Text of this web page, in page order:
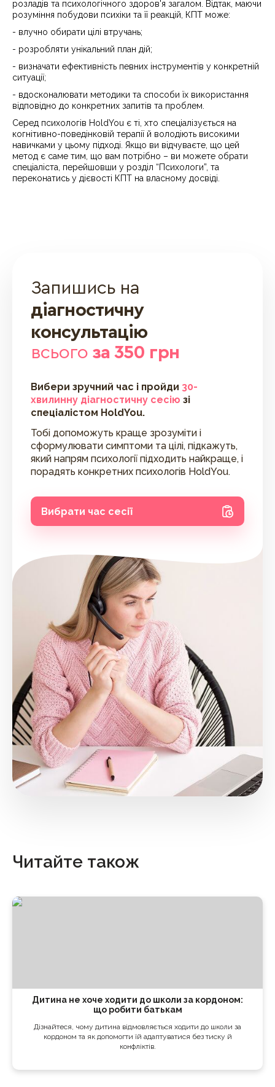
розладів та психологічного здоров'я загалом. Відтак, маючи
розуміння побудови психіки та її реакцій, КПТ може:
- влучно обирати цілі втручань;
- розробляти унікальний план дій;
- визначати ефективність певних інструментів у конкретній
ситуації;
- вдосконалювати методики та способи їх використання
відповідно до конкретних запитів та проблем.
Серед психологів HoldYou є ті, хто спеціалізується на
когнітивно-поведінковій терапії й володіють високими
навичками у цьому підході. Якщо ви відчуваєте, що цей
метод є саме тим, що вам потрібно – ви можете обрати
спеціаліста, перейшовши у розділ “Психологи”, та
переконатись у дієвості КПТ на власному досвіді.
Запишись на
діагностичну
консультацію
всього за 350 грн
Вибери зручний час і пройди 30-
хвилинну діагностичну сесію зі
спеціалістом HoldYou.
Тобі допоможуть краще зрозуміти і
сформулювати симптоми та цілі, підкажуть,
який напрям психології підходить найкраще, і
порадять конкретних психологів HoldYou.
Вибрати час сесії
Читайте також
Дитина не хоче ходити до школи за кордоном:
що робити батькам
Дізнайтеся, чому дитина відмовляється ходити до школи за
кордоном та як допомогти їй адаптуватися без тиску й
конфліктів.